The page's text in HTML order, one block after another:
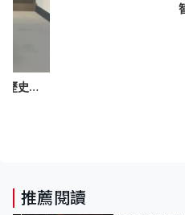
家家有求｜和式部屋設計 瑞典博物館了解家具發展歷史 實測那一款無縫地板更耐用
推薦閱讀